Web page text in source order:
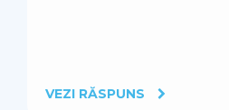
VEZI RĂSPUNS